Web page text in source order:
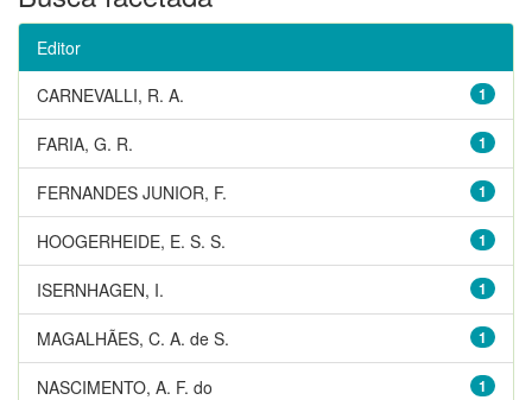
Editor
1
CARNEVALLI, R. A.
1
FARIA, G. R.
1
FERNANDES JUNIOR, F.
1
HOOGERHEIDE, E. S. S.
1
ISERNHAGEN, I.
1
MAGALHÃES, C. A. de S.
1
NASCIMENTO, A. F. do